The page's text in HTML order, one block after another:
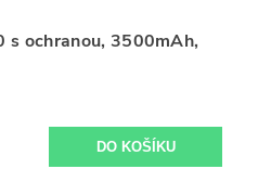
ochranou, 3500mAh,